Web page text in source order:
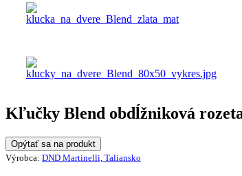
Kľučky Blend obdĺžniková
Opýtať sa na produkt
Výrobca: DND Martinelli, Taliansko